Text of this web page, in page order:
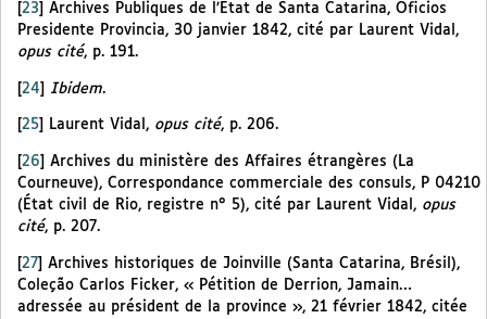
23
Archives Publiques de l’État de Santa Catarina, Oficios
Presidente Provincia, 30 janvier 1842, cité par Laurent Vidal,
opus cité, p. 191.
[24] Ibidem.
25 Laurent Vidal, opus cité, p. 206.
26
Archives du ministère des Affaires étrangères (La
Courneuve), Correspondance commerciale des consuls, P 04210
(État civil de Rio, registre n° 5), cité par Laurent Vidal, opus
cité, p. 207.
[27] Archives historiques de Joinville (Santa Catarina, Brésil),
Coleção Carlos Ficker, « Pétition de Derrion, Jamain…
adressée au président de la province », 21 février 1842, citée